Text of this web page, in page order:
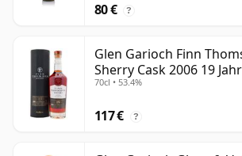
80 € ?
Glen Garioch Finn
Sherry Cask 2006 19
70cl • 53.4%
117 € ?